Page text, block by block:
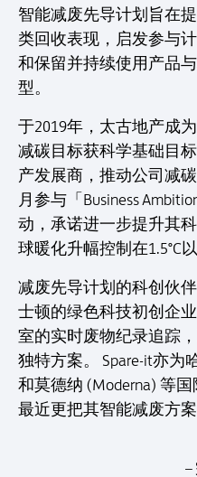
智能减废先导计划旨在
类回收表现，启发参与
和保留并持续使用产品
型。
于2019年，太古地产成
减碳目标获科学基础目
产发展商，推动公司减
月参与「Business
动，承诺进一步提升其
球暖化升幅控制在1.5°C以
减废先导计划的科创伙
士顿的绿色科技初创企
室的实时废物纪录追踪
独特方案。 Spare-it亦为
和莫德纳 (Moderna) 等
最近更把其智能减废方案
–